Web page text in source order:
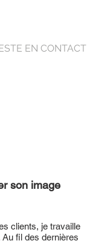
EN CONTACT
son image
clients, je travaille
fil des dernières